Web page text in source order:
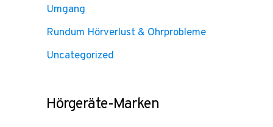
Umgang
Rundum Hörverlust & Ohrprobleme
Uncategorized
Hörgeräte-Marken